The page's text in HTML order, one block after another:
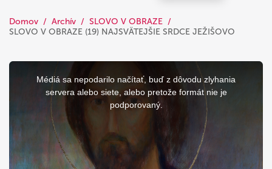
Domov Archív
SLOVO V OBRAZE
SLOVO V OBRAZE (19) NAJSVÄTEJŠIE SRDCE JEŽIŠOVO
This
Médiá sa nepodarilo načítať, buď z dôvodu zlyhania
servera alebo siete, alebo pretože formát nie je
podporovaný.